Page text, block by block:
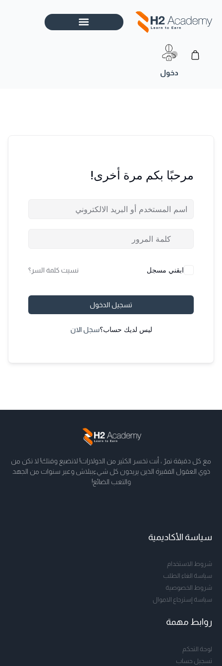
المحتوى
Cart
مرحبًا بكم مرة أخرى!
ابقني مسجل نسيت كلمة السر؟
تسجيل الدخول
ليس لديك حساب؟سجل الان
مع كل دقيقة تمرّ ، أنت تخسر الكثير من الدولارات! لاتضيع وقتك! لا تكن من
ذوي العقول الفقيرة الذين يريدون كل شيءببلاش وعبر سنوات من الجهد
والتعب الضائع!
سياسة الأكاديمية
شروط الاستخدام
سياسة الغاء الطلب
شروط الخصوصية
سياسة إسترجاع الاموال
روابط مهمة
لوحة التحكم
تسجيل حساب